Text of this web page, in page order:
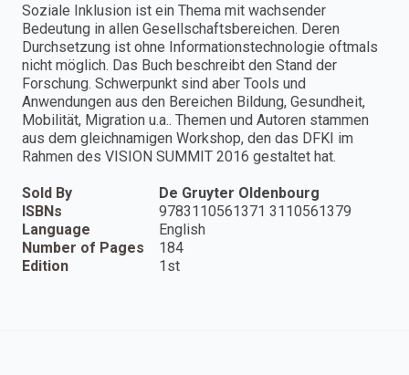
Soziale Inklusion ist ein Thema mit wachsender
Bedeutung in allen Gesellschaftsbereichen. Deren
Durchsetzung ist ohne Informationstechnologie oftmals
nicht möglich. Das Buch beschreibt den Stand der
Forschung. Schwerpunkt sind aber Tools und
Anwendungen aus den Bereichen Bildung, Gesundheit,
Mobilität, Migration u.a.. Themen und Autoren stammen
aus dem gleichnamigen Workshop, den das DFKI im
Rahmen des VISION SUMMIT 2016 gestaltet hat.
Sold By
De Gruyter Oldenbourg
ISBNs
9783110561371 3110561379
Language
English
Number of Pages
184
Edition
1st